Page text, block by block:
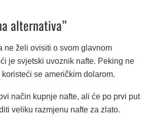
alternativa”
ne želi ovisiti o svom glavnom
je svjetski uvoznik nafte. Peking ne
se američkim dolarom.
način kupnje nafte, ali će po prvi put
veliku razmjenu nafte za zlato.